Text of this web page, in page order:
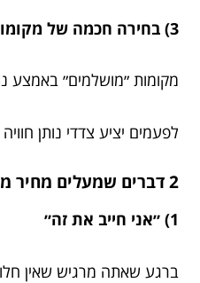
3) בחירה חכמה של מקומות
מקומות ״מושלמים״ באמצע
לפעמים יציע צדדי נותן
2 דברים שמעלים מחיר מהר מדי
1) ״אני חייב את זה״
ברגע שאתה מרגיש שאין